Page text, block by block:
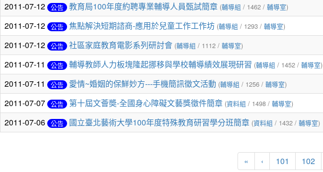
2011-07-12 公告 教育局100年度約聘專業輔導人員甄試簡章 (輔導組 / 1462 / 輔導室)
2011-07-12 公告 焦點解決短期諮商-應用於兒童工作工作坊 (輔導組 / 1293 / 輔導室)
2011-07-12 公告 社區家庭教育電影系列研討會 (輔導組 / 1112 / 輔導室)
2011-07-11 公告 輔導教師人力板塊隆起挪移與學校輔導績效展現研習 (輔導組 / 1452 / 輔導室)
2011-07-11 公告 愛情~婚姻的保鮮妙方---手機簡訊徵文活動 (輔導組 / 1256 / 輔導室)
2011-07-07 公告 第十屆文薈奬-全國身心障礙文藝獎徵件簡章 (資料組 / 1498 / 輔導室)
2011-07-06 公告 國立臺北藝術大學100年度特殊教育研習學分班簡章 (資料組 / 1432 / 輔導室)
« ‹ 101 102